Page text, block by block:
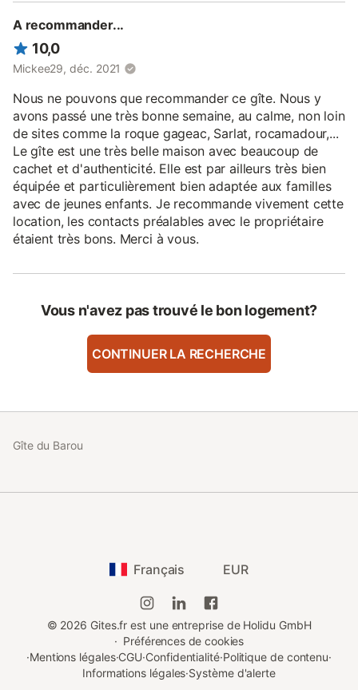
A recommander...
10,0
Mickee29, déc. 2021
Nous ne pouvons que recommander ce gîte. Nous y
avons passé une très bonne semaine, au calme, non loin
de sites comme la roque gageac, Sarlat, rocamadour,...
Le gîte est une très belle maison avec beaucoup de
cachet et d'authenticité. Elle est par ailleurs très bien
équipée et particulièrement bien adaptée aux familles
avec de jeunes enfants. Je recommande vivement cette
location, les contacts préalables avec le propriétaire
étaient très bons. Merci à vous.
Vous n'avez pas trouvé le bon logement?
CONTINUER LA RECHERCHE
Gîte du Barou
Français EUR
© 2026 Gites.fr est une entreprise de Holidu GmbH
· Préférences de cookies
·Mentions légales·CGU·Confidentialité·Politique de contenu·
Informations légales·Système d'alerte